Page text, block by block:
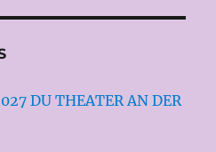
DU THEATER AN DER